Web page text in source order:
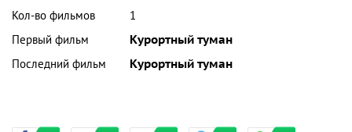
Кол-во фильмов
1
Первый фильм
Курортный туман
Последний фильм
Курортный туман